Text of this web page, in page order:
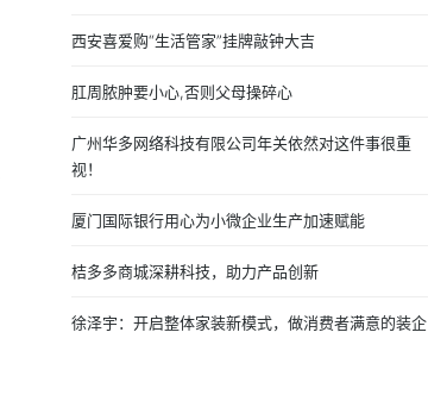
西安喜爱购“生活管家”挂牌敲钟大吉
肛周脓肿要小心,否则父母操碎心
广州华多网络科技有限公司年关依然对这件事很重
视！
厦门国际银行用心为小微企业生产加速赋能
桔多多商城深耕科技，助力产品创新
徐泽宇：开启整体家装新模式，做消费者满意的装企